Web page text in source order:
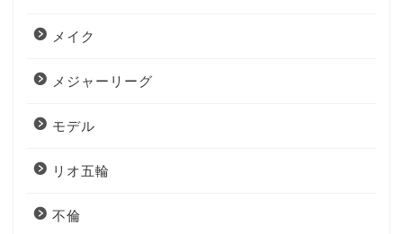
メイク
メジャーリーグ
モデル
リオ五輪
不倫